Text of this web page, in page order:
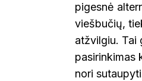
pigesnė
viešbučių,
atžvilgiu. Tai
pasirinkimas
nori